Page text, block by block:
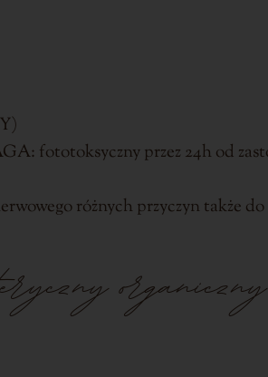
fototoksyczny przez 24h od
różnych przyczyn także